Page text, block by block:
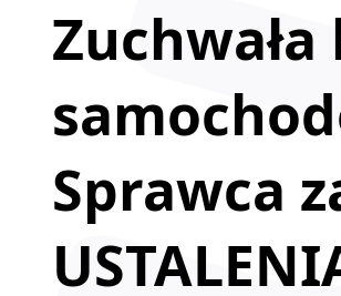
Sprawca